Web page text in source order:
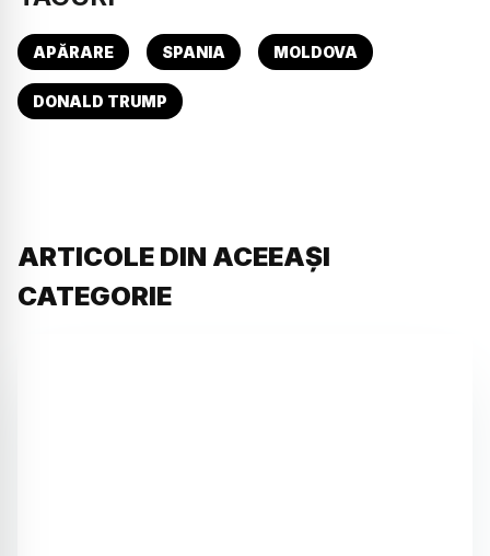
APĂRARE SPANIA MOLDOVA
DONALD TRUMP
ARTICOLE DIN ACEEAȘI
CATEGORIE